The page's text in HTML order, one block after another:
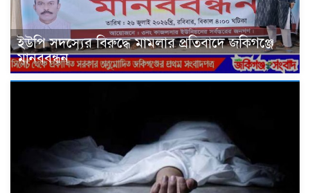
ইউপি সদস্যের বিরুদ্ধে মামলার প্রতিবাদে জকিগঞ্জে
মানববন্ধন